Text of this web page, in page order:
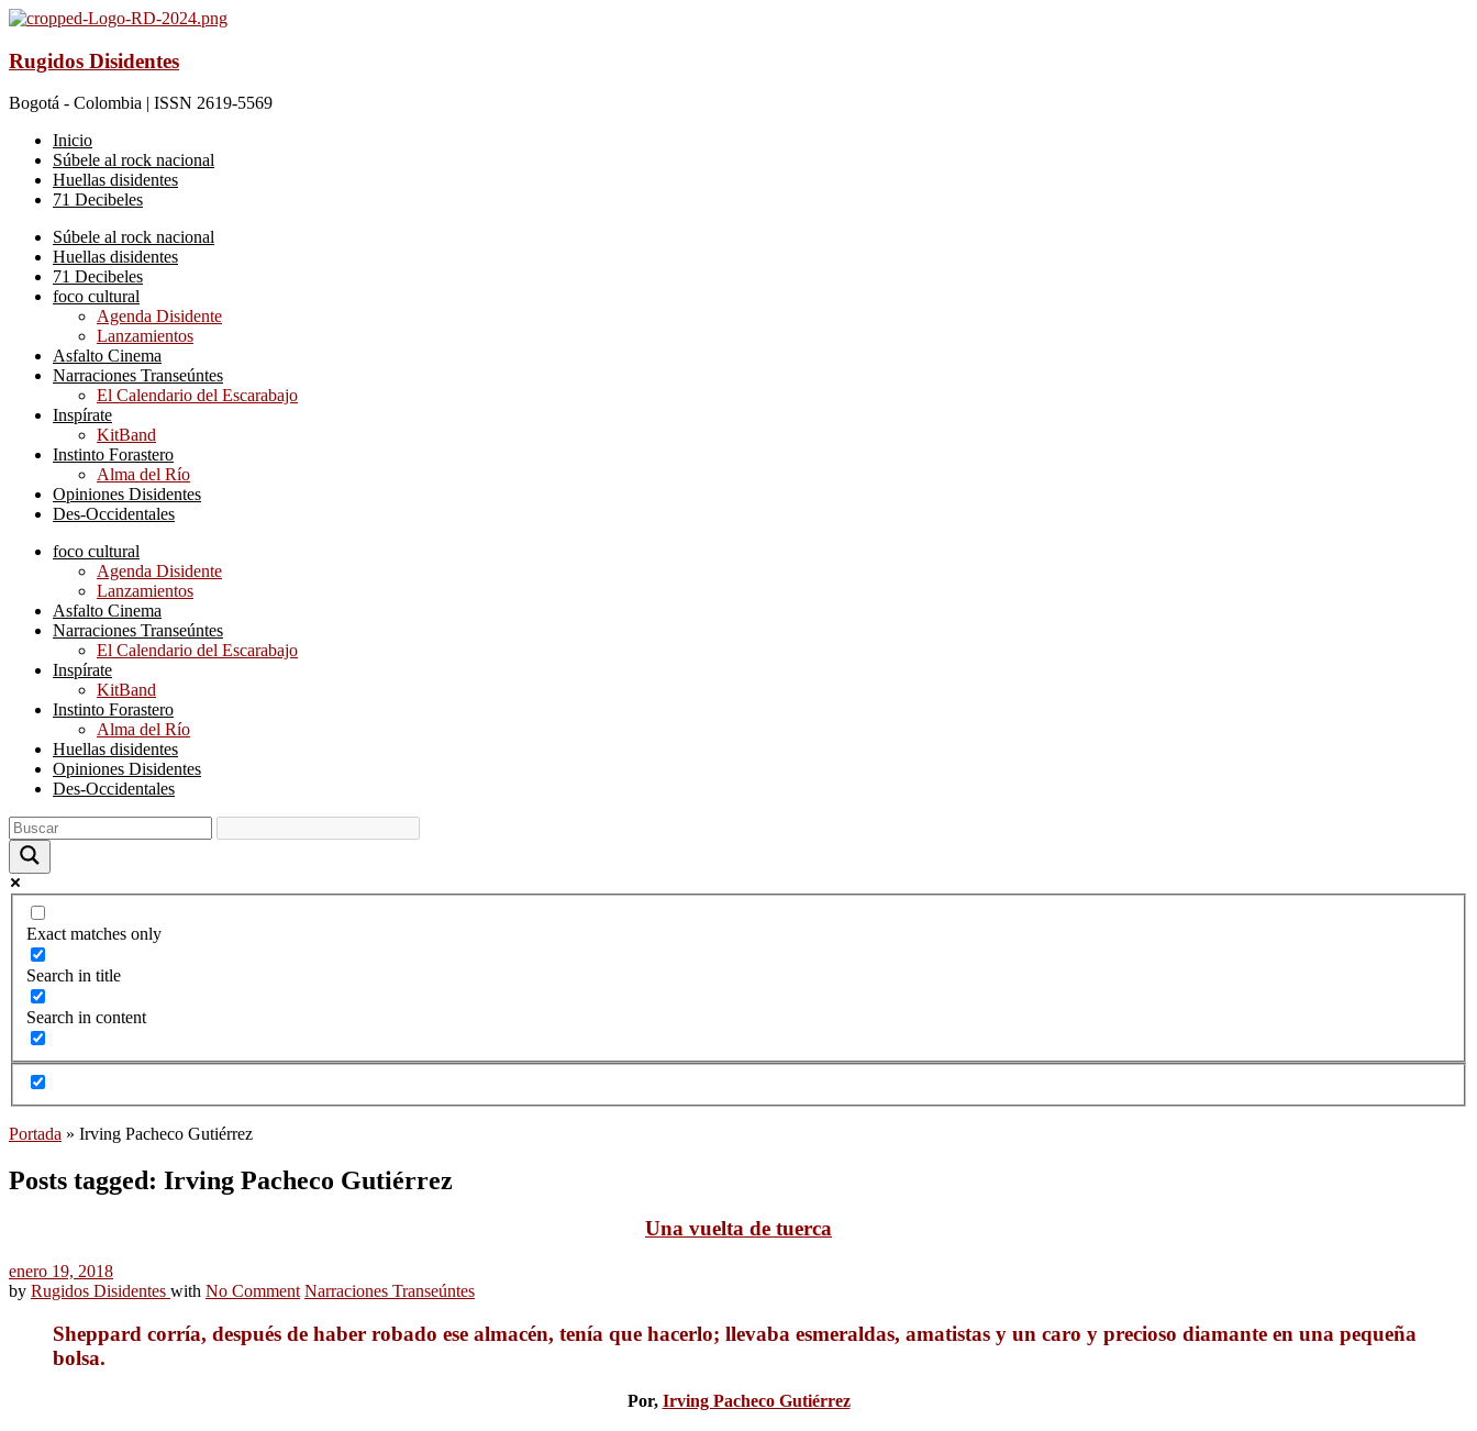
Rugidos Disidentes
Bogotá - Colombia | ISSN 2619-5569
Inicio
Súbele al rock nacional
Huellas disidentes
71 Decibeles
Súbele al rock nacional
Huellas disidentes
71 Decibeles
foco cultural
Agenda Disidente
Lanzamientos
Asfalto Cinema
Narraciones Transeúntes
El Calendario del Escarabajo
Inspírate
KitBand
Instinto Forastero
Alma del Río
Opiniones Disidentes
Des-Occidentales
foco cultural
Agenda Disidente
Lanzamientos
Asfalto Cinema
Narraciones Transeúntes
El Calendario del Escarabajo
Inspírate
KitBand
Instinto Forastero
Alma del Río
Huellas disidentes
Opiniones Disidentes
Des-Occidentales
Exact matches only
Search in title
Search in content
Portada » Irving Pacheco Gutiérrez
Posts tagged: Irving Pacheco Gutiérrez
Una vuelta de tuerca
enero 19, 2018
by Rugidos Disidentes with No Comment Narraciones Transeúntes
Sheppard corría, después de haber robado ese almacén, tenía que hacerlo; llevaba esmeraldas, amatistas y un caro y precioso diamante en una pequeña
bolsa.
Por, Irving Pacheco Gutiérrez